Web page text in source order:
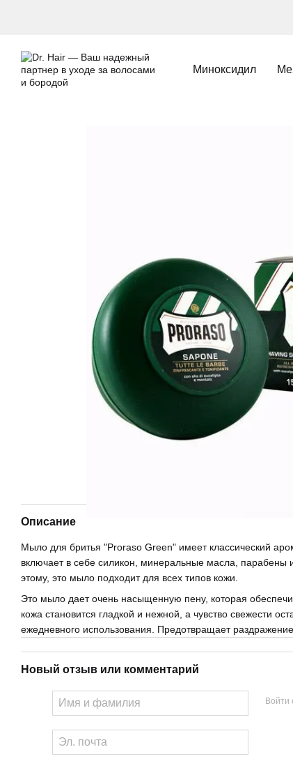
Миноксидил
Описание
Мыло для бритья "Proraso Green" имеет классический
включает в себе силикон, минеральные масла, парабены
этому, это мыло подходит для всех типов кожи.
Это мыло дает очень насыщенную пену, которая
кожа становится гладкой и нежной, а чувство свежести
ежедневного использования. Предотвращает
Новый отзыв или комментарий
Войти